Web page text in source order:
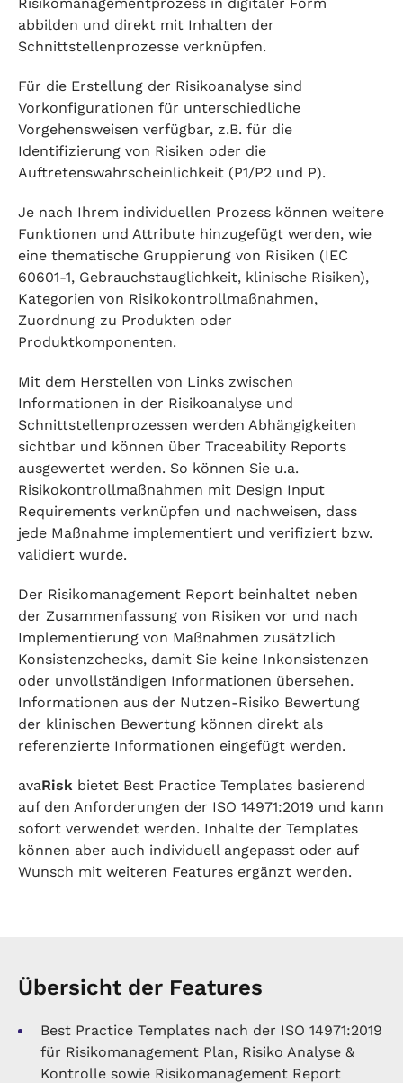
abbilden und direkt mit Inhalten der
Schnittstellenprozesse verknüpfen.
Für die Erstellung der Risikoanalyse sind
Vorkonfigurationen für unterschiedliche
Vorgehensweisen verfügbar, z.B. für die
Identifizierung von Risiken oder die
Auftretenswahrscheinlichkeit (P1/P2 und P).
Je nach Ihrem individuellen Prozess können weitere
Funktionen und Attribute hinzugefügt werden, wie
eine thematische Gruppierung von Risiken (IEC
60601-1, Gebrauchstauglichkeit, klinische Risiken),
Kategorien von Risikokontrollmaßnahmen,
Zuordnung zu Produkten oder
Produktkomponenten.
Mit dem Herstellen von Links zwischen
Informationen in der Risikoanalyse und
Schnittstellenprozessen werden Abhängigkeiten
sichtbar und können über Traceability Reports
ausgewertet werden. So können Sie u.a.
Risikokontrollmaßnahmen mit Design Input
Requirements verknüpfen und nachweisen, dass
jede Maßnahme implementiert und verifiziert bzw.
validiert wurde.
Der Risikomanagement Report beinhaltet neben
der Zusammenfassung von Risiken vor und nach
Implementierung von Maßnahmen zusätzlich
Konsistenzchecks, damit Sie keine Inkonsistenzen
oder unvollständigen Informationen übersehen.
Informationen aus der Nutzen-Risiko Bewertung
der klinischen Bewertung können direkt als
referenzierte Informationen eingefügt werden.
avaRisk bietet Best Practice Templates basierend
auf den Anforderungen der ISO 14971:2019 und kann
sofort verwendet werden. Inhalte der Templates
können aber auch individuell angepasst oder auf
Wunsch mit weiteren Features ergänzt werden.
Übersicht der Features
Best Practice Templates nach der ISO 14971:2019
für Risikomanagement Plan, Risiko Analyse &
Kontrolle sowie Risikomanagement Report